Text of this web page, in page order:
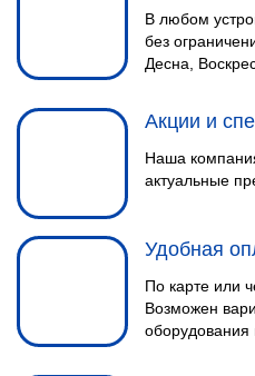
В любом
без
Десна,
Акции и
Наша
актуальные
Удобная
По карте или
Возможен
оборудования